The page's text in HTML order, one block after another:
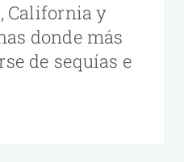
California y
donde más
de sequías e